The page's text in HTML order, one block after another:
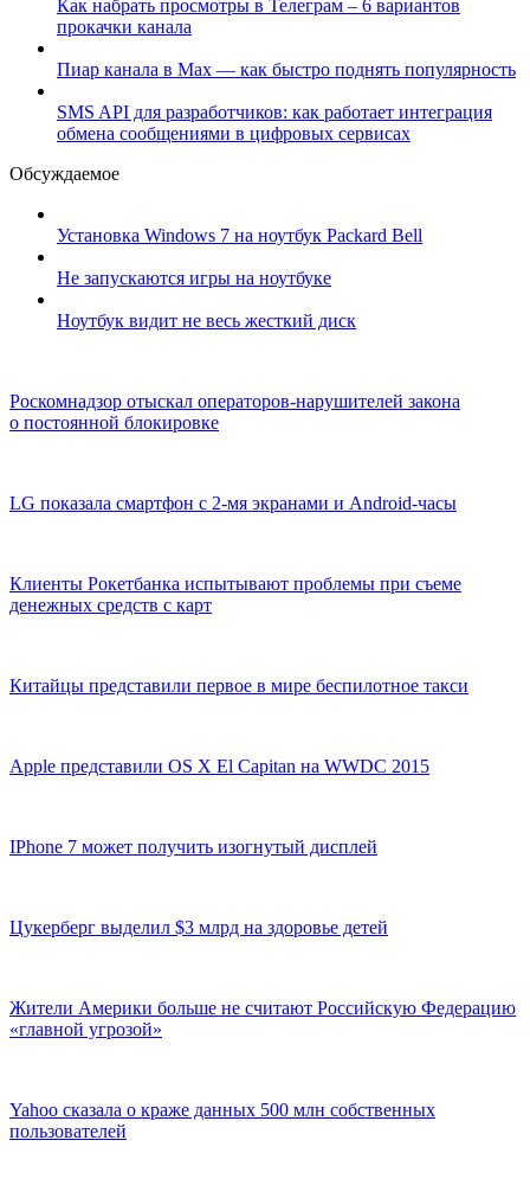
Как набрать просмотры в Телеграм – 6 вариантов
прокачки канала
Пиар канала в Max — как быстро поднять популярность
SMS API для разработчиков: как работает интеграция
обмена сообщениями в цифровых сервисах
Обсуждаемое
Установка Windows 7 на ноутбук Packard Bell
Не запускаются игры на ноутбуке
Ноутбук видит не весь жесткий диск
Роскомнадзор отыскал операторов-нарушителей закона
о постоянной блокировке
LG показала смартфон с 2-мя экранами и Android-часы
Клиенты Рокетбанка испытывают проблемы при съеме
денежных средств с карт
Китайцы представили первое в мире беспилотное такси
Apple представили OS X El Capitan на WWDC 2015
IPhone 7 может получить изогнутый дисплей
Цукерберг выделил $3 млрд на здоровье детей
Жители Америки больше не считают Российскую Федерацию
«главной угрозой»
Yahoo сказала о краже данных 500 млн собственных
пользователей